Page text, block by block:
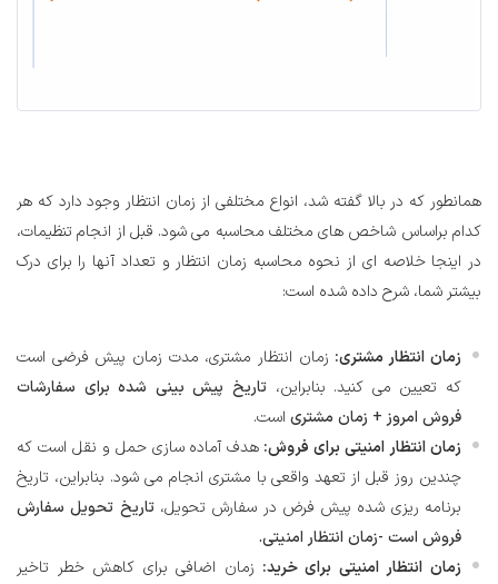
همانطور که در بالا گفته شد، انواع مختلفی از زمان انتظار وجود دارد که هر
کدام براساس شاخص های مختلف محاسبه می شود. قبل از انجام تنظیمات،
در اینجا خلاصه ای از نحوه محاسبه زمان انتظار و تعداد آنها را برای درک
بیشتر شما، شرح داده شده است:
زمان انتظار مشتری: زمان انتظار مشتری، مدت زمان پیش فرضی است
که تعیین می کنید. بنابراین، تاریخ پیش بینی شده برای سفارشات
فروش امروز + زمان مشتری است.
زمان انتظار امنیتی برای فروش: هدف آماده سازی حمل و نقل است که
چندین روز قبل از تعهد واقعی با مشتری انجام می شود. بنابراین، تاریخ
برنامه ریزی شده پیش فرض در سفارش تحویل،تاریخ تحویل سفارش
فروش است -زمان انتظار امنیتی.
زمان انتظار امنیتی برای خرید: زمان اضافی برای کاهش خطر تاخیر